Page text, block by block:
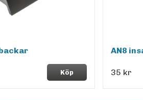
Köp
AN8
35 kr